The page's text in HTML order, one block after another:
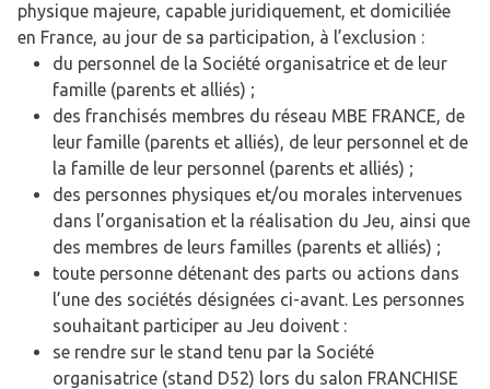
physique majeure, capable juridiquement, et domiciliée
en France, au jour de sa participation, à l’exclusion :
du personnel de la Société organisatrice et de leur
famille (parents et alliés) ;
des franchisés membres du réseau MBE FRANCE, de
leur famille (parents et alliés), de leur personnel et de
la famille de leur personnel (parents et alliés) ;
des personnes physiques et/ou morales intervenues
dans l’organisation et la réalisation du Jeu, ainsi que
des membres de leurs familles (parents et alliés) ;
toute personne détenant des parts ou actions dans
l’une des sociétés désignées ci-avant. Les personnes
souhaitant participer au Jeu doivent :
se rendre sur le stand tenu par la Société
organisatrice (stand D52) lors du salon FRANCHISE